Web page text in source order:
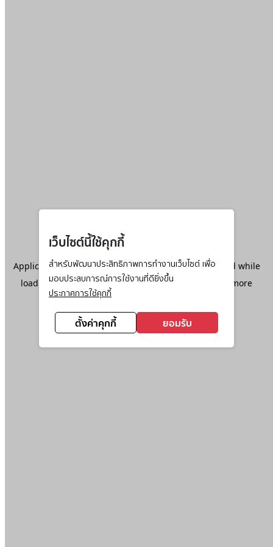
เว็บไซต์นี้ใช้คุกกี้
สำหรับพัฒนาประสิทธิภาพการทำงานเว็บไซต์ เพื่อ
มอบประสบการณ์การใช้งานที่ดียิ่งขึ้น
ประกาศการใช้คุกกี้
ตั้งค่าคุกกี้ ยอมรับ
Application error: aclient-side exception has occurred while
loadingwww.ktc.co.th(see the browser console
for more
information).